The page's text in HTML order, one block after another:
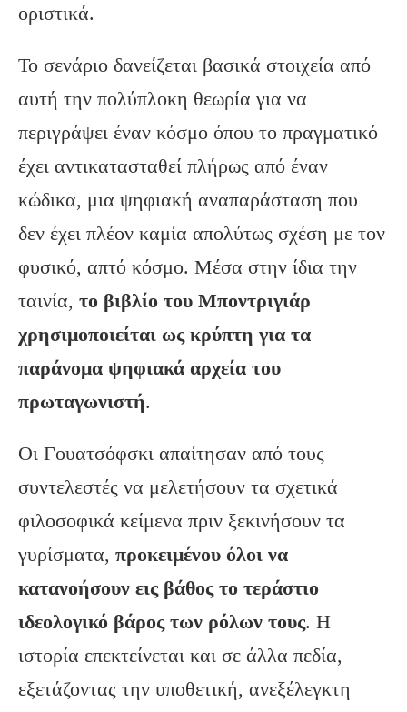
οριστικά.
Το σενάριο δανείζεται βασικά στοιχεία από
αυτή την πολύπλοκη θεωρία για να
περιγράψει έναν κόσμο όπου το πραγματικό
έχει αντικατασταθεί πλήρως από έναν
κώδικα, μια ψηφιακή αναπαράσταση που
δεν έχει πλέον καμία απολύτως σχέση με τον
φυσικό, απτό κόσμο. Μέσα στην ίδια την
ταινία, το βιβλίο του Μποντριγιάρ
χρησιμοποιείται ως κρύπτη για τα
παράνομα ψηφιακά αρχεία του
πρωταγωνιστή.
Οι Γουατσόφσκι απαίτησαν από τους
συντελεστές να μελετήσουν τα σχετικά
φιλοσοφικά κείμενα πριν ξεκινήσουν τα
γυρίσματα, προκειμένου όλοι να
κατανοήσουν εις βάθος το τεράστιο
ιδεολογικό βάρος των ρόλων τους. Η
ιστορία επεκτείνεται και σε άλλα πεδία,
εξετάζοντας την υποθετική, ανεξέλεγκτη